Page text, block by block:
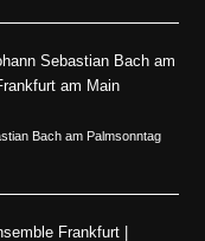
Bach am Palmsonntag